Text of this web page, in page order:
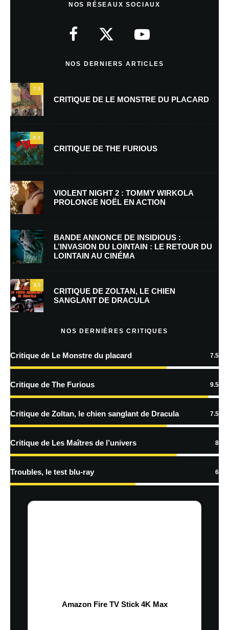
Nom*
E-mail *
Enregistrer mon nom, mon e-mail et mon site dans le navigateur pour
mon prochain commentaire.
plus sur la façon dont les données de vos commentaires sont
NOS RÉSEAUX SOCIAUX
NOS DERNIERS ARTICLES
7.5
CRITIQUE DE LE MONSTRE DU PLACARD
9.5
CRITIQUE DE THE FURIOUS
VIOLENT NIGHT 2 : TOMMY WIRKOLA
PROLONGE NOËL EN ACTION
BANDE ANNONCE DE INSIDIOUS :
L’INVASION DU LOINTAIN : LE RETOUR DU
LOINTAIN AU CINÉMA
7.5
CRITIQUE DE ZOLTAN, LE CHIEN
SANGLANT DE DRACULA
NOS DERNIÈRES CRITIQUES
Critique de Le Monstre du placard 7.5
Critique de The Furious 9.5
Critique de Zoltan, le chien sanglant de Dracula 7.5
Critique de Les Maîtres de l’univers 8
Troubles, le test blu-ray 6
Amazon Fire TV Stick 4K Max